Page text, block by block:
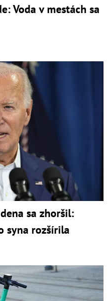
Voda v mestách sa
sa zhoršil:
syna rozšírila